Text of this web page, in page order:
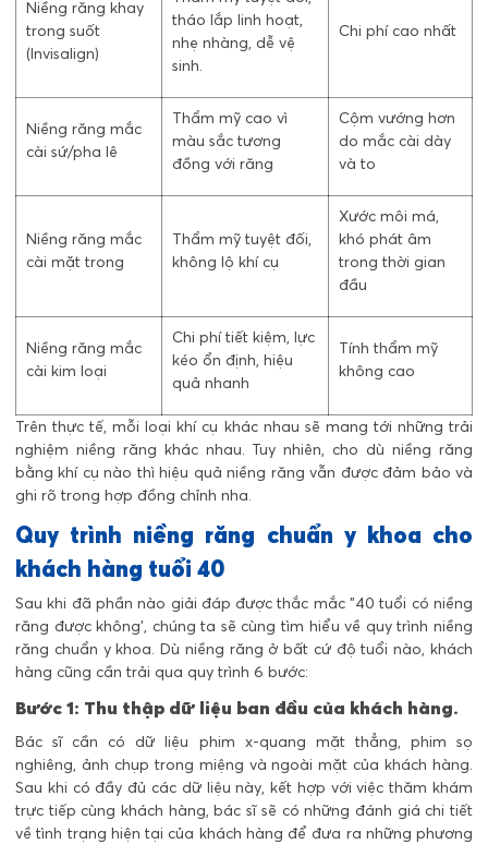
Niềng răng khay
trong suốt
(Invisalign)
tháo lắp linh hoạt,
nhẹ nhàng, dễ vệ
sinh.
Chi phí cao nhất
Niềng răng mắc
cài sứ/pha lê
Thẩm mỹ cao vì
màu sắc tương
đồng với răng
Cộm vướng hơn
do mắc cài dày
và to
Niềng răng mắc
cài mặt trong
Thẩm mỹ tuyệt đối,
không lộ khí cụ
Xước môi má,
khó phát âm
trong thời gian
đầu
Niềng răng mắc
cài kim loại
Chi phí tiết kiệm, lực
kéo ổn định, hiệu
quả nhanh
Tính thẩm mỹ
không cao
Trên thực tế, mỗi loại khí cụ khác nhau sẽ mang tới những trải
nghiệm niềng răng khác nhau. Tuy nhiên, cho dù niềng răng
bằng khí cụ nào thì hiệu quả niềng răng vẫn được đảm bảo và
ghi rõ trong hợp đồng chỉnh nha.
Quy trình niềng răng chuẩn y khoa cho
khách hàng tuổi 40
Sau khi đã phần nào giải đáp được thắc mắc "40 tuổi có niềng
răng được không', chúng ta sẽ cùng tìm hiểu về quy trình niềng
răng chuẩn y khoa. Dù niềng răng ở bất cứ độ tuổi nào, khách
hàng cũng cần trải qua quy trình 6 bước:
Bước 1: Thu thập dữ liệu ban đầu của khách hàng.
Bác sĩ cần có dữ liệu phim x-quang mặt thẳng, phim sọ
nghiêng, ảnh chụp trong miệng và ngoài mặt của khách hàng.
Sau khi có đầy đủ các dữ liệu này, kết hợp với việc thăm khám
trực tiếp cùng khách hàng, bác sĩ sẽ có những đánh giá chi tiết
về tình trạng hiện tại của khách hàng để đưa ra những phương